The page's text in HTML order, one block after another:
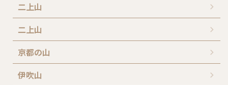
二上山
二上山
京都の山
伊吹山